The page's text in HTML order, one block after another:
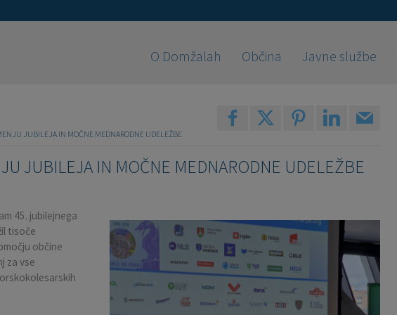
O Domžalah Občina Javne službe
JUBILEJA IN MOČNE MEDNARODNE UDELEŽBE
JUBILEJA IN MOČNE MEDNARODNE UDELEŽBE
45. jubilejnega
tisoče
občine
za vse